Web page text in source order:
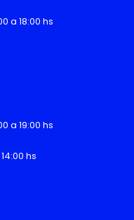
a 18:00 hs
a 19:00 hs
hs